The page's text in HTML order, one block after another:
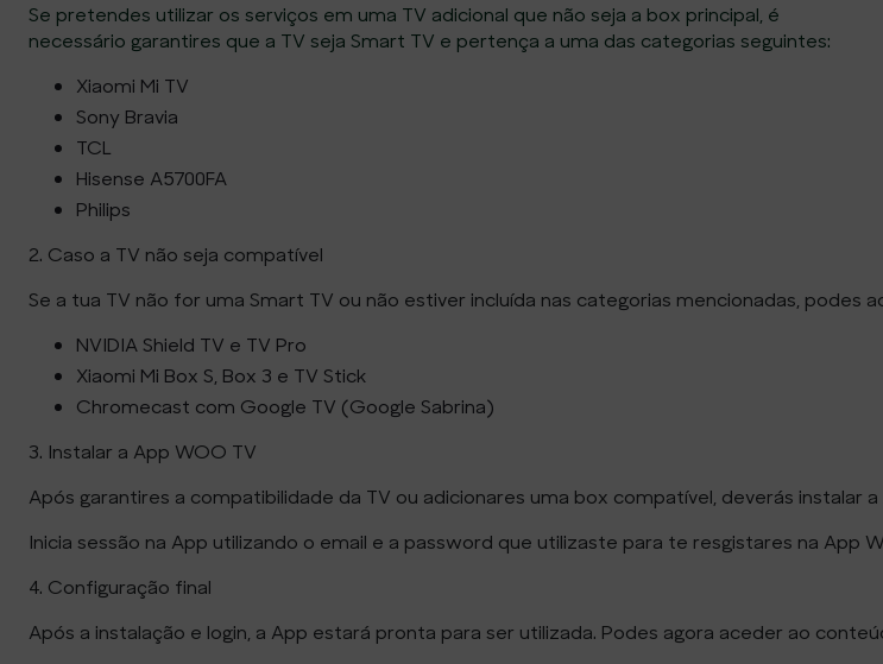
Se pretendes utilizar os serviços em uma TV adicional que não seja a box principal, é
necessário garantires que a TV seja Smart TV e pertença a uma das categorias seguintes:
Xiaomi Mi TV
Sony Bravia
TCL
Hisense A5700FA
Philips
2. Caso a TV não seja compatível
Se a tua TV não for uma Smart TV ou não estiver incluída nas categorias mencionadas,
NVIDIA Shield TV e TV Pro
Xiaomi Mi Box S, Box 3 e TV Stick
Chromecast com Google TV (Google Sabrina)
3. Instalar a App WOO TV
Após garantires a compatibilidade da TV ou adicionares uma box compatível, deverás instalar
Inicia sessão na App utilizando o email e a password que utilizaste para te resgistares na App
4. Configuração final
Após a instalação e login, a App estará pronta para ser utilizada. Podes agora aceder ao